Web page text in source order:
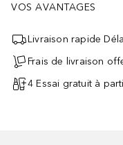
VOS AVANTAGES
Livraison rapide
Frais de livraison
4 Essai gratuit à